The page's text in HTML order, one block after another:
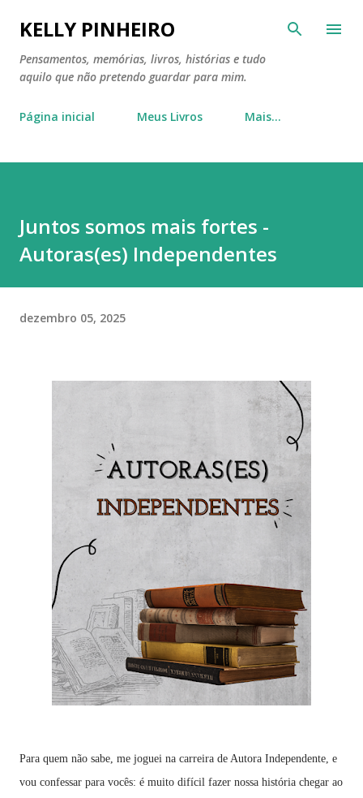
Pular para o conteúdo principal
KELLY PINHEIRO
Pensamentos, memórias, livros, histórias e tudo
aquilo que não pretendo guardar para mim.
Página inicial Meus Livros Mais…
Juntos somos mais fortes -
Autoras(es) Independentes
dezembro 05, 2025
Para quem não sabe, me joguei na carreira de Autora Independente, e
vou confessar para vocês: é muito difícil fazer nossa história chegar ao